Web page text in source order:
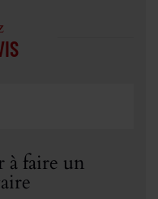
à faire un